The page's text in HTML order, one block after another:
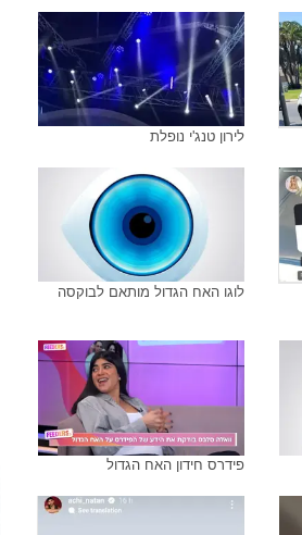
לירון טנג'י נופלת
לוגו האח הגדול מותאם לבוקסה
פידרס חידון האח הגדול